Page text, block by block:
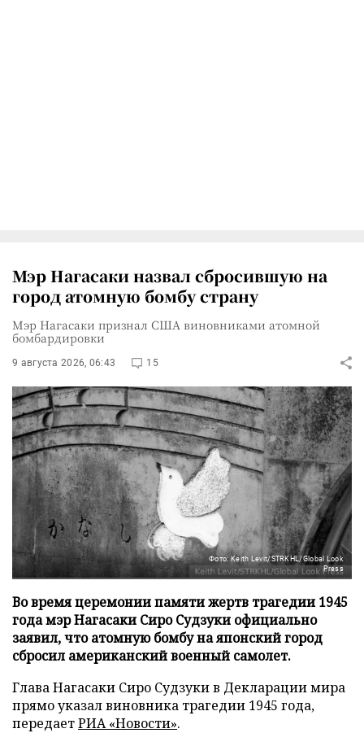
Мэр Нагасаки назвал сбросившую на
город атомную бомбу страну
Мэр Нагасаки признал США виновниками атомной
бомбардировки
9 августа 2026, 06:43 15
Фото: Keith Levit/STRKHL/Global Look
Press
Во время церемонии памяти жертв трагедии 1945
года мэр Нагасаки Сиро Судзуки официально
заявил, что атомную бомбу на японский город
сбросил американский военный самолет.
Глава Нагасаки Сиро Судзуки в Декларации мира
прямо указал виновника трагедии 1945 года,
передаетРИА «Новости».